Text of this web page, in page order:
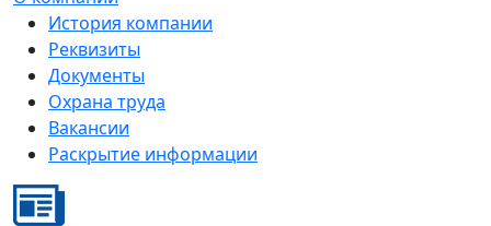
История компании
Реквизиты
Документы
Охрана труда
Вакансии
Раскрытие информации